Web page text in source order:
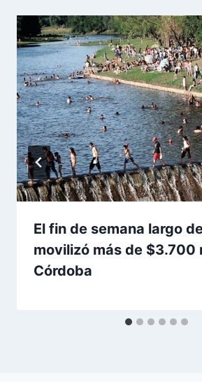
El fin de semana largo
movilizó más de $3.700
Córdoba